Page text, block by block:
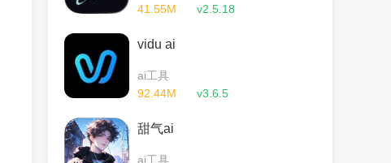
41.55M
v2.5.18
vidu ai
ai工具
92.44M
v3.6.5
甜气ai
ai工具